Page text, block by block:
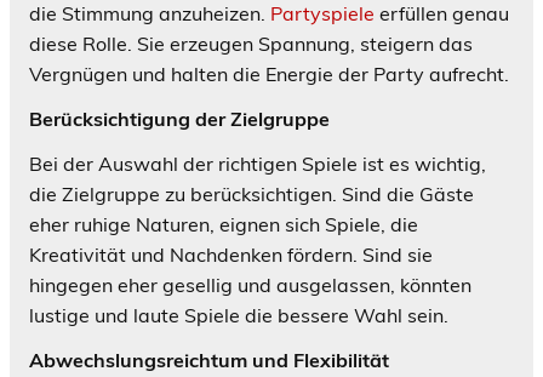
die Stimmung anzuheizen. Partyspiele erfüllen genau
diese Rolle. Sie erzeugen Spannung, steigern das
Vergnügen und halten die Energie der Party aufrecht.
Berücksichtigung der Zielgruppe
Bei der Auswahl der richtigen Spiele ist es wichtig,
die Zielgruppe zu berücksichtigen. Sind die Gäste
eher ruhige Naturen, eignen sich Spiele, die
Kreativität und Nachdenken fördern. Sind sie
hingegen eher gesellig und ausgelassen, könnten
lustige und laute Spiele die bessere Wahl sein.
Abwechslungsreichtum und Flexibilität